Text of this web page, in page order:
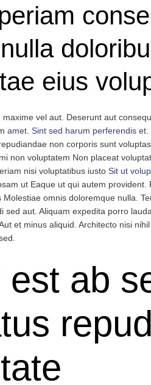
eius
vel aut. Deserunt aut
amet. Sint sed harum perferendis et.
non corporis sunt
non voluptatem Non placeat
nisi voluptatibus iustoSit ut
ut Eaque ut qui autem
omnis doloremque nulla.
aut. Aliquam expedita porro
et minus aliquid. Architecto nisi
ab